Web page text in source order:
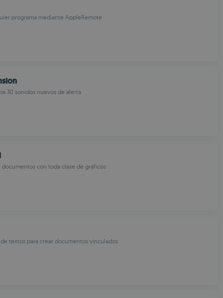
programa mediante AppleRemote
30 sonidos nuevos de alerta
con toda clase de gráficos
textos para crear documentos vinculados